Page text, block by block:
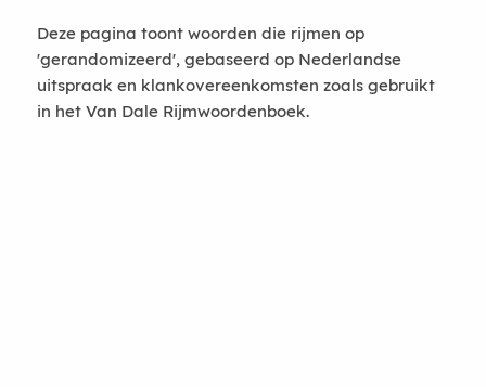
Deze pagina toont woorden die rijmen op
'gerandomizeerd', gebaseerd op Nederlandse
uitspraak en klankovereenkomsten zoals gebruikt
in het Van Dale Rijmwoordenboek.